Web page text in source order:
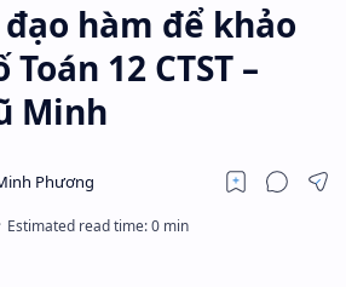
hàm để khảo
12 CTST –
Minh